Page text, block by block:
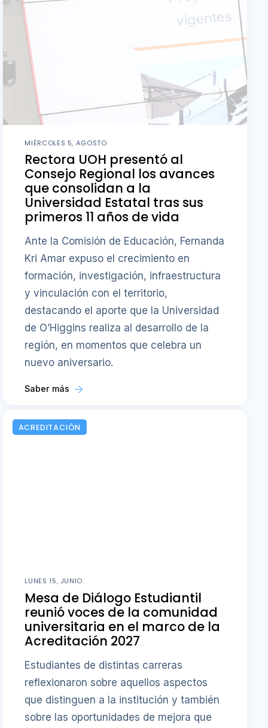
MIÉRCOLES 5, AGOSTO
Rectora UOH presentó al
Consejo Regional los avances
que consolidan a la
Universidad Estatal tras sus
primeros 11 años de vida
Ante la Comisión de Educación, Fernanda
Kri Amar expuso el crecimiento en
formación, investigación, infraestructura
y vinculación con el territorio,
destacando el aporte que la Universidad
de O’Higgins realiza al desarrollo de la
región, en momentos que celebra un
nuevo aniversario.
Saber más
ACREDITACIÓN
LUNES 15, JUNIO
Mesa de Diálogo Estudiantil
reunió voces de la comunidad
universitaria en el marco de la
Acreditación 2027
Estudiantes de distintas carreras
reflexionaron sobre aquellos aspectos
que distinguen a la institución y también
sobre las oportunidades de mejora que